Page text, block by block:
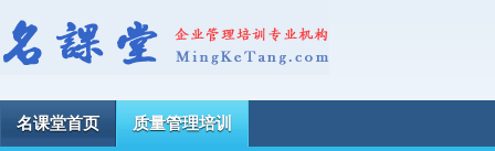
名课堂首页 质量管理培训